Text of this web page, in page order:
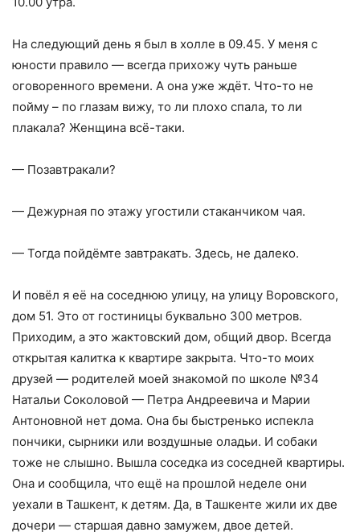
На следующий день я был в холле в 09.45. У меня с
юности правило — всегда прихожу чуть раньше
оговоренного времени. А она уже ждёт. Что-то не
пойму – по глазам вижу, то ли плохо спала, то ли
плакала? Женщина всё-таки.
— Позавтракали?
— Дежурная по этажу угостили стаканчиком чая.
— Тогда пойдёмте завтракать. Здесь, не далеко.
И повёл я её на соседнюю улицу, на улицу Воровского,
дом 51. Это от гостиницы буквально 300 метров.
Приходим, а это жактовский дом, общий двор. Всегда
открытая калитка к квартире закрыта. Что-то моих
друзей — родителей моей знакомой по школе №34
Натальи Соколовой — Петра Андреевича и Марии
Антоновной нет дома. Она бы быстренько испекла
пончики, сырники или воздушные оладьи. И собаки
тоже не слышно. Вышла соседка из соседней квартиры.
Она и сообщила, что ещё на прошлой неделе они
уехали в Ташкент, к детям. Да, в Ташкенте жили их две
дочери — старшая давно замужем, двое детей.